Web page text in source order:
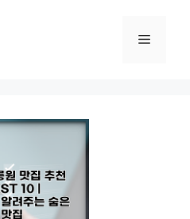
메